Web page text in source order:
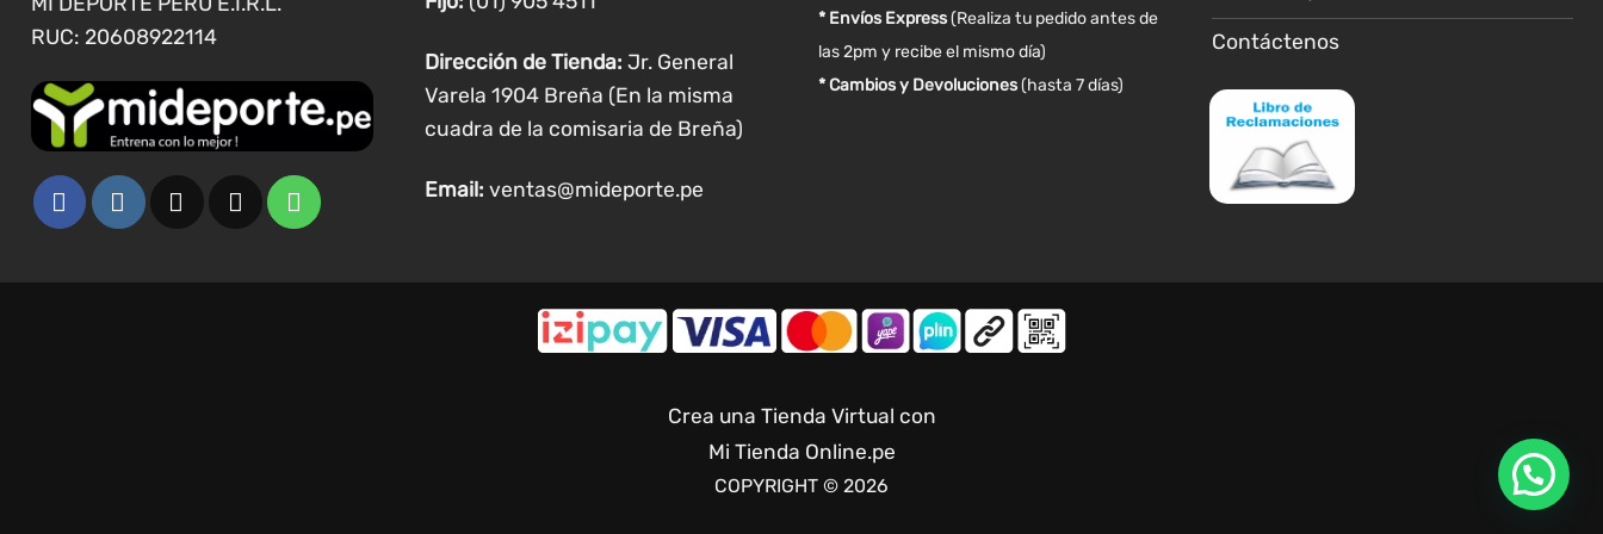
producto
producto
producto
producto
RUC: 20608922114
Dirección de Tienda: Jr. General
Varela 1904 Breña (En la misma
cuadra de la comisaria de Breña)
Email: ventas@mideporte.pe
* Envíos Express(Realiza tu pedido antes de
las 2pm y recibe el mismo día)
* Cambios y Devoluciones (hasta 7 días)
Contáctenos
Crea una Tienda Virtual con
Mi Tienda Online.pe
COPYRIGHT © 2026